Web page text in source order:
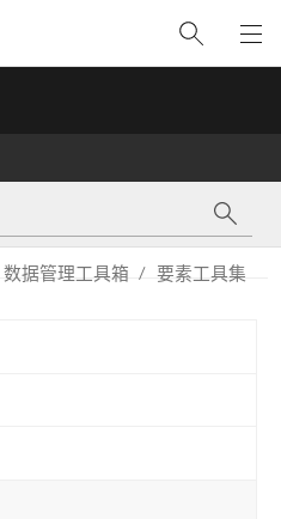
数据管理工具箱 要素工具集